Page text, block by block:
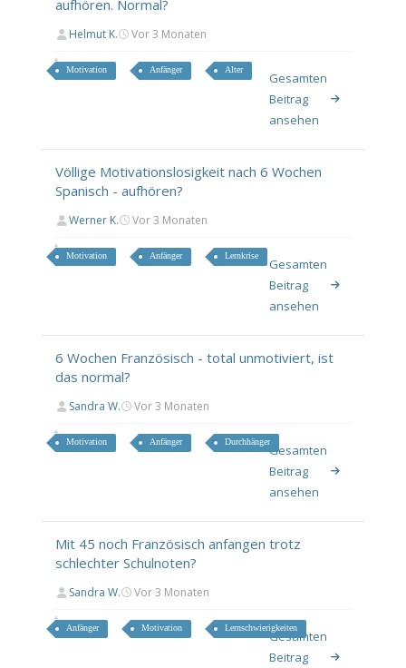
aufhören. Normal?
Helmut K. Vor 3 Monaten
Motivation Anfänger Alter
Gesamten
Beitrag
ansehen
Völlige Motivationslosigkeit nach 6 Wochen
Spanisch - aufhören?
Werner K. Vor 3 Monaten
Motivation Anfänger Lernkrise
Gesamten
Beitrag
ansehen
6 Wochen Französisch - total unmotiviert, ist
das normal?
Sandra W. Vor 3 Monaten
Motivation Anfänger Durchhänger
Gesamten
Beitrag
ansehen
Mit 45 noch Französisch anfangen trotz
schlechter Schulnoten?
Sandra W. Vor 3 Monaten
Anfänger Motivation Lernschwierigkeiten
Gesamten
Beitrag